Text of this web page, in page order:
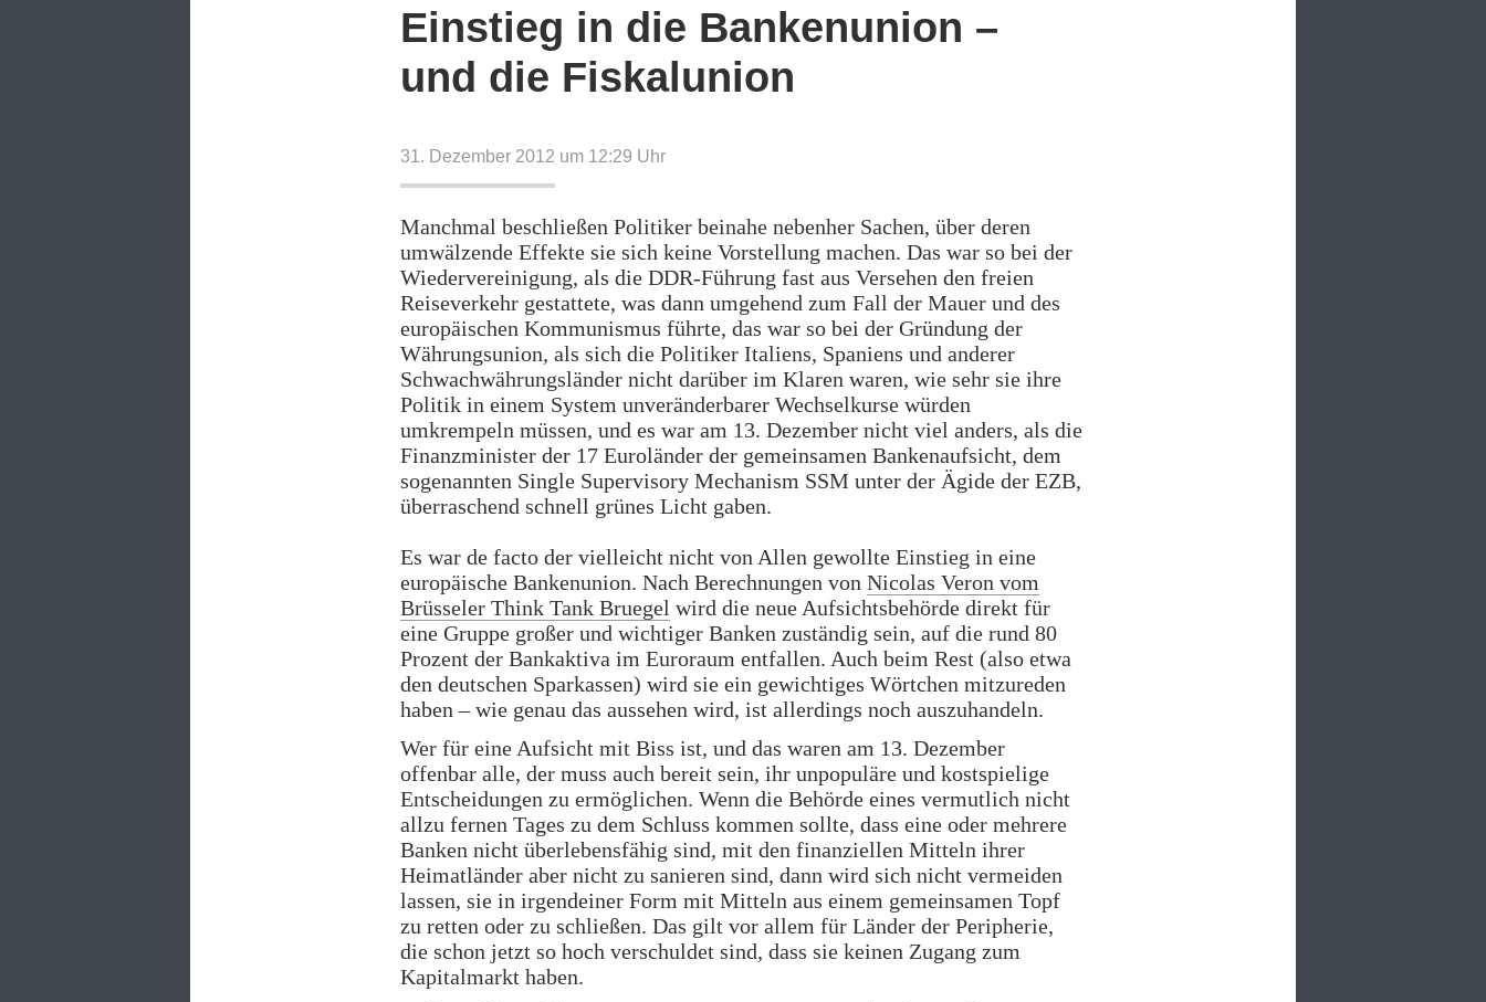
Einstieg in die Bankenunion –
und die Fiskalunion
31. Dezember 2012 um 12:29 Uhr
Manchmal beschließen Politiker beinahe nebenher Sachen, über deren
umwälzende Effekte sie sich keine Vorstellung machen. Das war so bei der
Wiedervereinigung, als die DDR-Führung fast aus Versehen den freien
Reiseverkehr gestattete, was dann umgehend zum Fall der Mauer und des
europäischen Kommunismus führte, das war so bei der Gründung der
Währungsunion, als sich die Politiker Italiens, Spaniens und anderer
Schwachwährungsländer nicht darüber im Klaren waren, wie sehr sie ihre
Politik in einem System unveränderbarer Wechselkurse würden
umkrempeln müssen, und es war am 13. Dezember nicht viel anders, als die
Finanzminister der 17 Euroländer der gemeinsamen Bankenaufsicht, dem
sogenannten Single Supervisory Mechanism SSM unter der Ägide der EZB,
überraschend schnell grünes Licht gaben.
Es war de facto der vielleicht nicht von Allen gewollte Einstieg in eine
europäische Bankenunion. Nach Berechnungen von Nicolas Veron vom
Brüsseler Think Tank Bruegel wird die neue Aufsichtsbehörde direkt für
eine Gruppe großer und wichtiger Banken zuständig sein, auf die rund 80
Prozent der Bankaktiva im Euroraum entfallen. Auch beim Rest (also etwa
den deutschen Sparkassen) wird sie ein gewichtiges Wörtchen mitzureden
haben – wie genau das aussehen wird, ist allerdings noch auszuhandeln.
Wer für eine Aufsicht mit Biss ist, und das waren am 13. Dezember
offenbar alle, der muss auch bereit sein, ihr unpopuläre und kostspielige
Entscheidungen zu ermöglichen. Wenn die Behörde eines vermutlich nicht
allzu fernen Tages zu dem Schluss kommen sollte, dass eine oder mehrere
Banken nicht überlebensfähig sind, mit den finanziellen Mitteln ihrer
Heimatländer aber nicht zu sanieren sind, dann wird sich nicht vermeiden
lassen, sie in irgendeiner Form mit Mitteln aus einem gemeinsamen Topf
zu retten oder zu schließen. Das gilt vor allem für Länder der Peripherie,
die schon jetzt so hoch verschuldet sind, dass sie keinen Zugang zum
Kapitalmarkt haben.